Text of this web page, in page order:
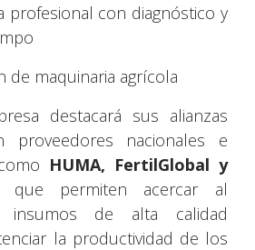
profesional con diagnóstico y
de maquinaria agrícola
destacará sus alianzas
proveedores nacionales e
HUMA, FertilGlobal y
que permiten acercar al
insumos de alta calidad
la productividad de los